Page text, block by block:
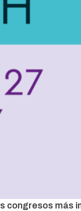
congresos más